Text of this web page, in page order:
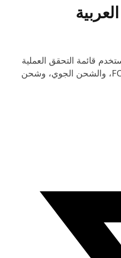
قائمة التحقق العملية
هذه للفواتير، وقوائم التعبئة، وBL/AWB، وCOO، ورموز HS، وSABER، وDDP، وLCL، وFCL، والشحن الجوي، وشحن